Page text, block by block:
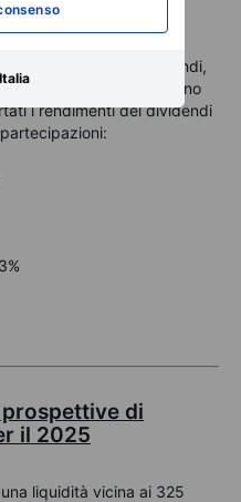
Italia
con dividendi
pagano dividendi,
alle attività che generano
i rendimenti dei dividendi
di
il 2025
liquidità vicina ai 325